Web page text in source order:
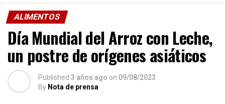
ALIMENTOS
Día Mundial del Arroz con Leche,
un postre de orígenes asiáticos
Published 3 años ago on 09/08/2023
By Nota de prensa